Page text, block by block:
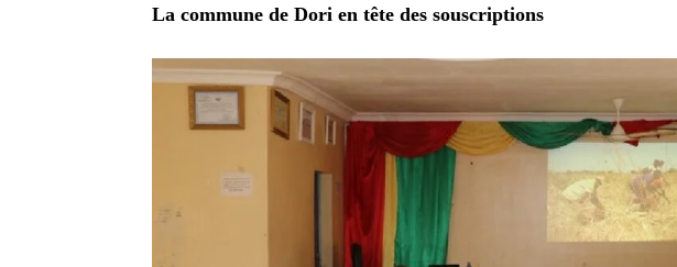
La commune de Dori en tête des souscriptions